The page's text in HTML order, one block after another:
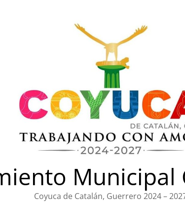
Municipal
Coyuca de Catalán, Guerrero 2024 –